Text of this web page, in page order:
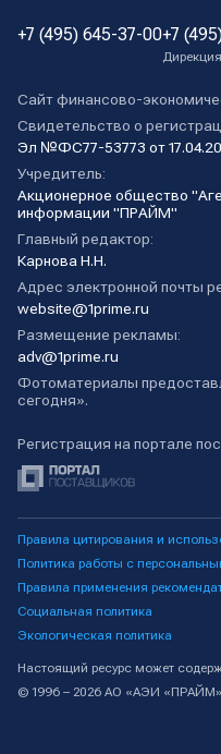
+7 (495) 645-37-00+7
Сайт финансово-
Свидетельство о
Эл №ФС77-53773 от
Учредитель:
Акционерное общество
информации "ПРАЙМ"
Главный редактор:
Карнова Н.Н.
Адрес электронной почты
website@1prime.ru
Размещение рекламы:
adv@1prime.ru
Фотоматериалы
сегодня».
Регистрация на портале
Правила цитирования и
Политика работы с
Правила применения
Социальная политика
Экологическая политика
Настоящий ресурс может
© 1996 – 2026 АО «АЭИ «ПРАЙМ»